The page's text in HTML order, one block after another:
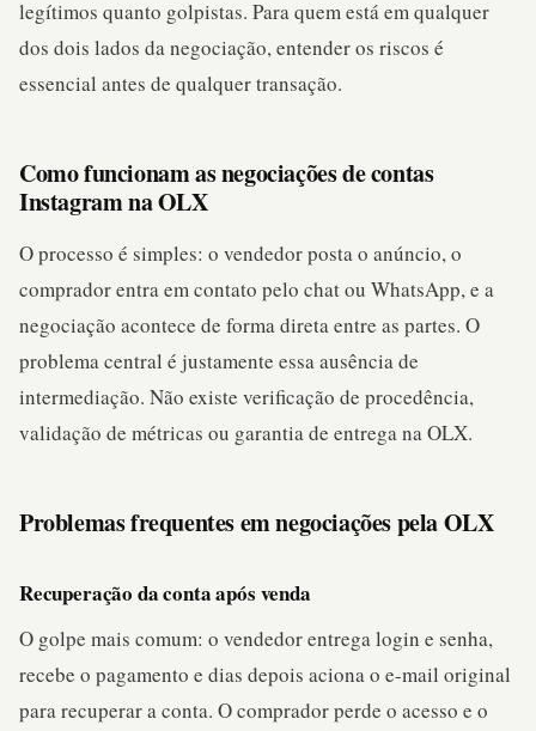
legítimos quanto golpistas. Para quem está em qualquer
dos dois lados da negociação, entender os riscos é
essencial antes de qualquer transação.
Como funcionam as negociações de contas
Instagram na OLX
O processo é simples: o vendedor posta o anúncio, o
comprador entra em contato pelo chat ou WhatsApp, e a
negociação acontece de forma direta entre as partes. O
problema central é justamente essa ausência de
intermediação. Não existe verificação de procedência,
validação de métricas ou garantia de entrega na OLX.
Problemas frequentes em negociações pela OLX
Recuperação da conta após venda
O golpe mais comum: o vendedor entrega login e senha,
recebe o pagamento e dias depois aciona o e-mail original
para recuperar a conta. O comprador perde o acesso e o